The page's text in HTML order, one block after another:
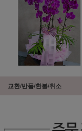
교환/반품/환불/취소